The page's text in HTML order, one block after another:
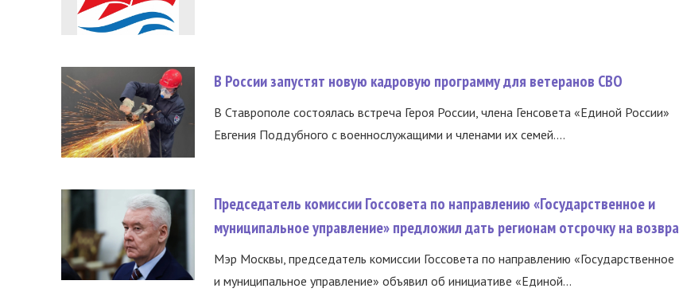
В России запустят новую кадровую программу для ветеранов СВО
В Ставрополе состоялась встреча Героя России, члена Генсовета «Единой России»
Евгения Поддубного с военнослужащими и членами их семей....
Председатель комиссии Госсовета по направлению «Государственное и
муниципальное управление» предложил дать регионам отсрочку на возвра
Мэр Москвы, председатель комиссии Госсовета по направлению «Государственное
и муниципальное управление» объявил об инициативе «Единой...